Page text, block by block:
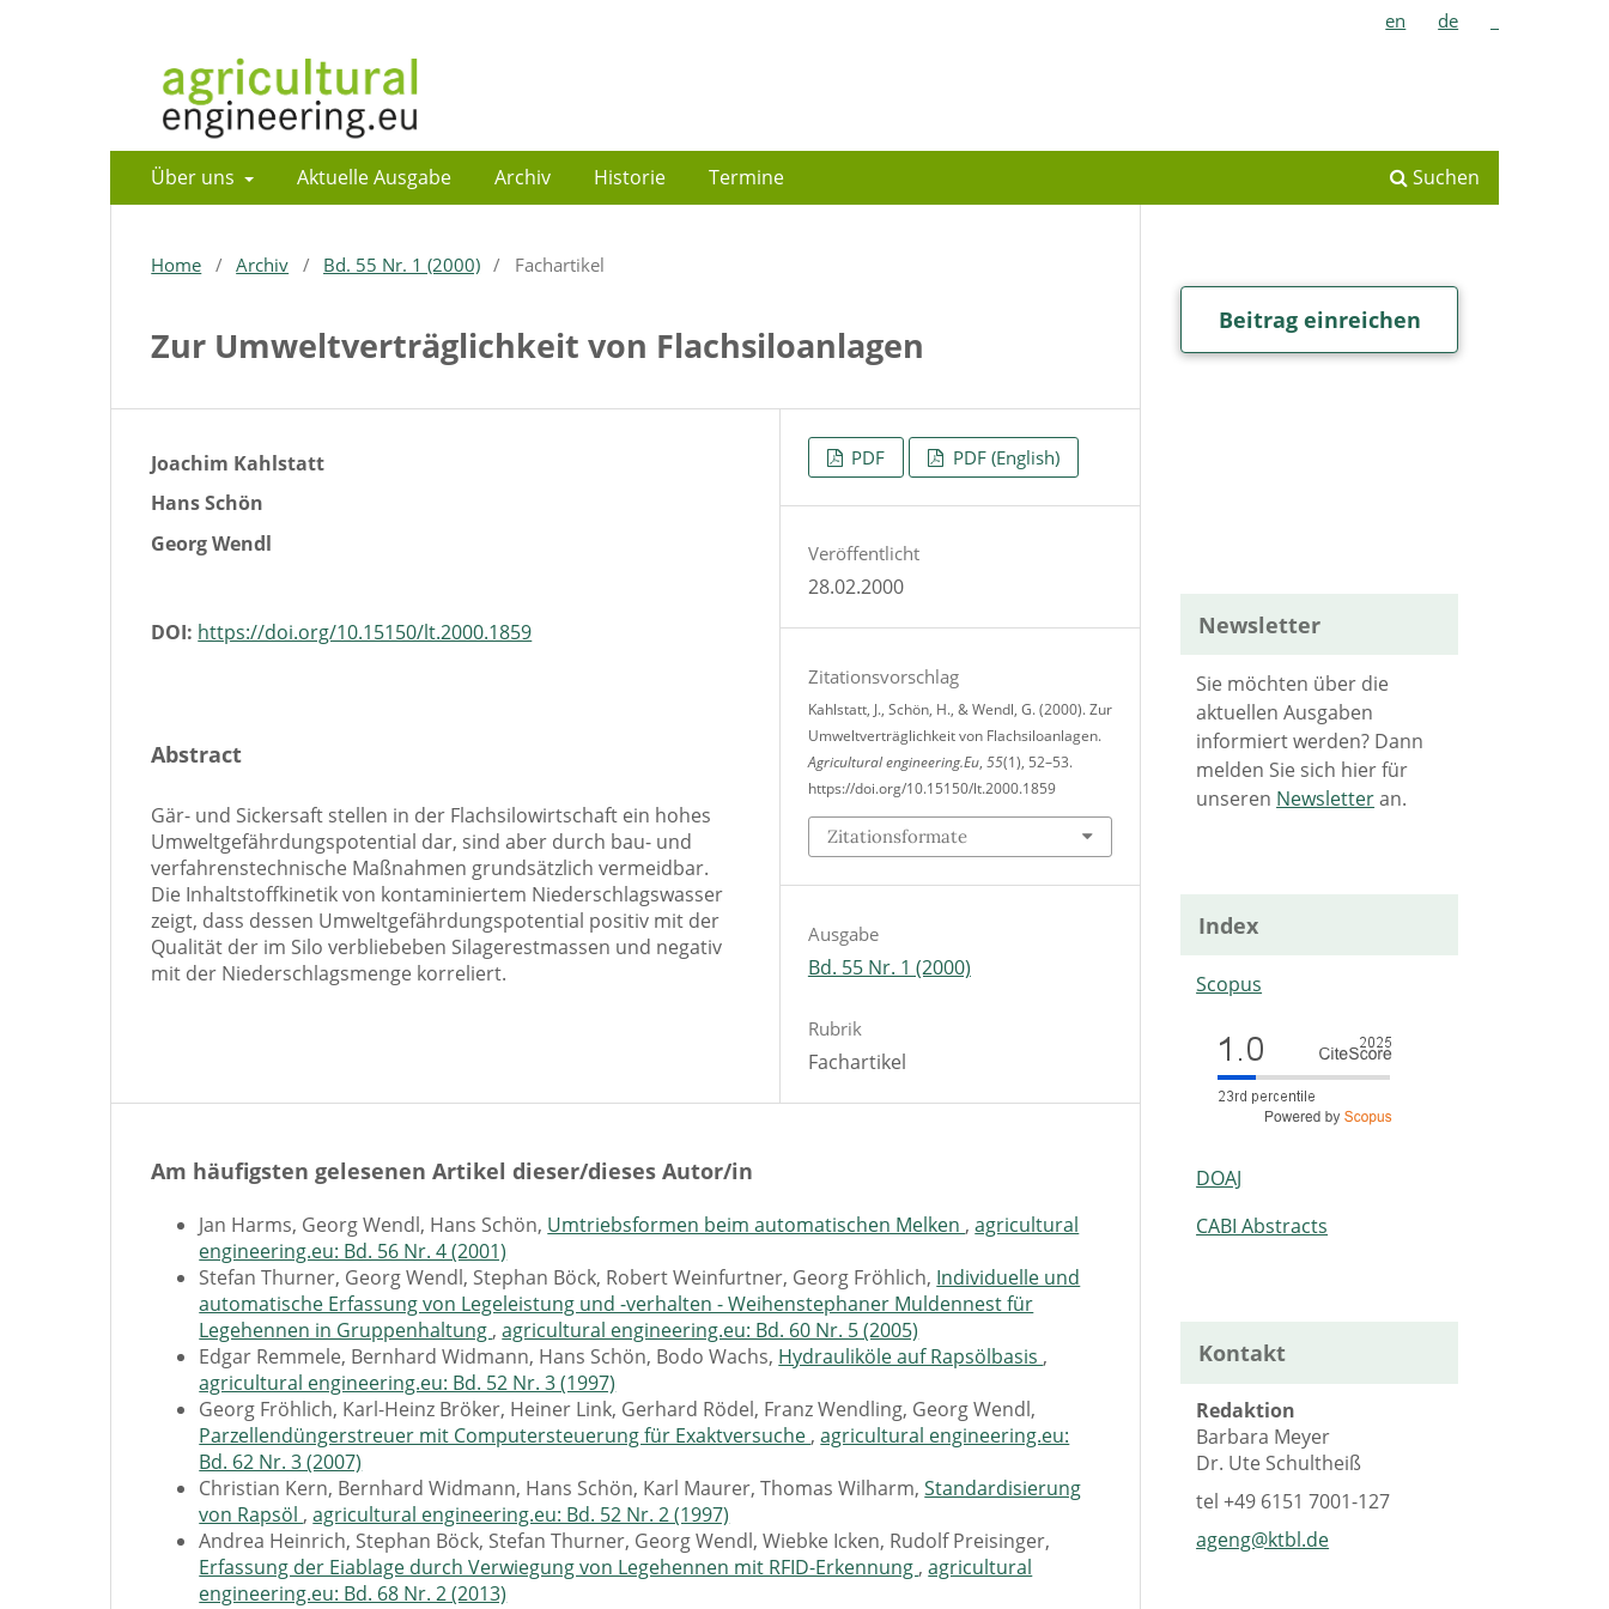
Über uns Aktuelle Ausgabe Archiv Historie Termine Suchen
en de
Home / Archiv / Bd. 55 Nr. 1 (2000) / Fachartikel
Zur Umweltverträglichkeit von Flachsiloanlagen
Joachim Kahlstatt
Hans Schön
Georg Wendl
DOI: https://doi.org/10.15150/lt.2000.1859
Abstract
Gär- und Sickersaft stellen in der Flachsilowirtschaft ein hohes
Umweltgefährdungspotential dar, sind aber durch bau- und
verfahrenstechnische Maßnahmen grundsätzlich vermeidbar.
Die Inhaltstoffkinetik von kontaminiertem Niederschlagswasser
zeigt, dass dessen Umweltgefährdungspotential positiv mit der
Qualität der im Silo verbliebeben Silagerestmassen und negativ
mit der Niederschlagsmenge korreliert.
PDF PDF (English)
Veröffentlicht
28.02.2000
Zitationsvorschlag
Kahlstatt, J., Schön, H., & Wendl, G. (2000). Zur
Umweltverträglichkeit von Flachsiloanlagen.
Agricultural engineering.Eu, 55(1), 52–53.
https://doi.org/10.15150/lt.2000.1859
Zitationsformate
Ausgabe
Bd. 55 Nr. 1 (2000)
Rubrik
Fachartikel
Am häufigsten gelesenen Artikel dieser/dieses Autor/in
Jan Harms, Georg Wendl, Hans Schön, Umtriebsformen beim automatischen Melken ,agricultural
engineering.eu: Bd. 56 Nr. 4 (2001)
Stefan Thurner, Georg Wendl, Stephan Böck, Robert Weinfurtner, Georg Fröhlich, Individuelle und
automatische Erfassung von Legeleistung und -verhalten - Weihenstephaner Muldennest für
Legehennen in Gruppenhaltung ,agricultural engineering.eu: Bd. 60 Nr. 5 (2005)
Edgar Remmele, Bernhard Widmann, Hans Schön, Bodo Wachs, Hydrauliköle auf Rapsölbasis ,
agricultural engineering.eu: Bd. 52 Nr. 3 (1997)
Georg Fröhlich, Karl-Heinz Bröker, Heiner Link, Gerhard Rödel, Franz Wendling, Georg Wendl,
Parzellendüngerstreuer mit Computersteuerung für Exaktversuche ,agricultural engineering.eu:
Bd. 62 Nr. 3 (2007)
Christian Kern, Bernhard Widmann, Hans Schön, Karl Maurer, Thomas Wilharm,Standardisierung
von Rapsöl ,agricultural engineering.eu: Bd. 52 Nr. 2 (1997)
Andrea Heinrich, Stephan Böck, Stefan Thurner, Georg Wendl, Wiebke Icken, Rudolf Preisinger,
Erfassung der Eiablage durch Verwiegung von Legehennen mit RFID-Erkennung ,agricultural
engineering.eu: Bd. 68 Nr. 2 (2013)
Beitrag einreichen
Newsletter
Sie möchten über die
aktuellen Ausgaben
informiert werden? Dann
melden Sie sich hier für
unseren Newsletteran.
Index
Scopus
DOAJ
CABI Abstracts
Kontakt
Redaktion
Barbara Meyer
Dr. Ute Schultheiß
tel+49 6151 7001-127
ageng@ktbl.de